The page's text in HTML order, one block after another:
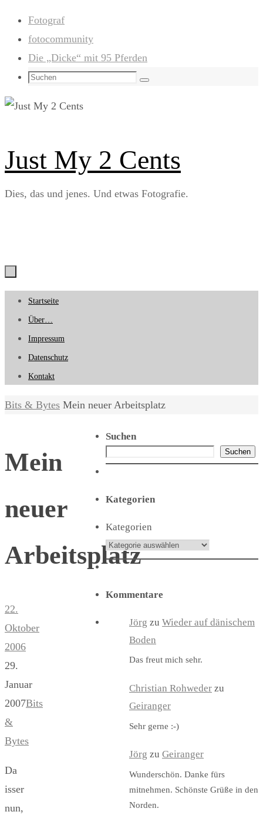
Zum
Inhalt
springen
Fotograf
fotocommunity
Die „Dicke“ mit 95 Pferden
Suchen
Suchen
Just My 2 Cents
Dies, das und jenes. Und etwas Fotografie.
Zum
Inhalt
springen
Startseite
Über…
Impressum
Datenschutz
Kontakt
Start
Bits & Bytes Mein neuer Arbeitsplatz
Mein
neuer
Arbeitsplatz
22.
Oktober
2006
29.
Januar
2007Bits
&
Bytes
Da
isser
nun,
Suchen
Suchen
Kategorien
Kategorien
Kommentare
Jörg zu Wieder auf dänischem
Boden
Das freut mich sehr.
Christian Rohweder zu
Geiranger
Sehr gerne :-)
Jörg zu Geiranger
Wunderschön. Danke fürs
mitnehmen. Schönste Grüße in den
Norden.